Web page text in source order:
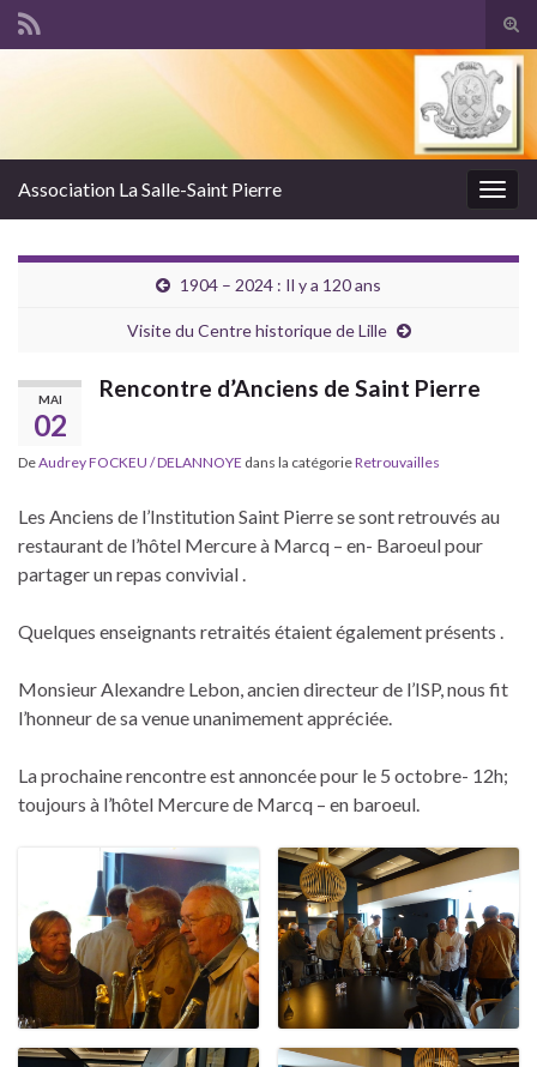
Association La Salle-Saint Pierre
1904 – 2024 : Il y a 120 ans
Visite du Centre historique de Lille
MAI
02
Rencontre d’Anciens de Saint Pierre
DeAudrey FOCKEU / DELANNOYE dans la catégorieRetrouvailles
Les Anciens de l’Institution Saint Pierre se sont retrouvés au
restaurant de l’hôtel Mercure à Marcq – en- Baroeul pour
partager un repas convivial .
Quelques enseignants retraités étaient également présents .
Monsieur Alexandre Lebon, ancien directeur de l’ISP, nous fit
l’honneur de sa venue unanimement appréciée.
La prochaine rencontre est annoncée pour le 5 octobre- 12h;
toujours à l’hôtel Mercure de Marcq – en baroeul.